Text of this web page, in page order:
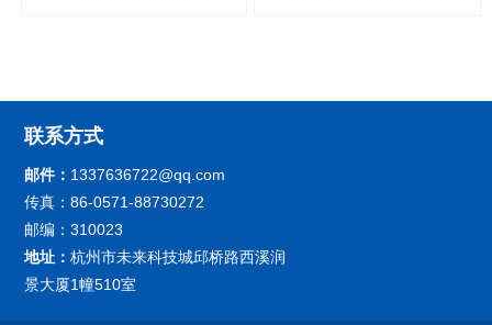
联系方式
邮件： 1337636722@qq.com
传真：86-0571-88730272
邮编：310023
地址：杭州市未来科技城邱桥路西溪润
景大厦1幢510室